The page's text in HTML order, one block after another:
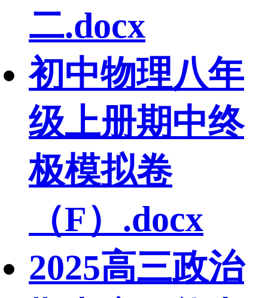
二.docx
初中物理八年
级上册期中终
极模拟卷
（F）.docx
2025高三政治